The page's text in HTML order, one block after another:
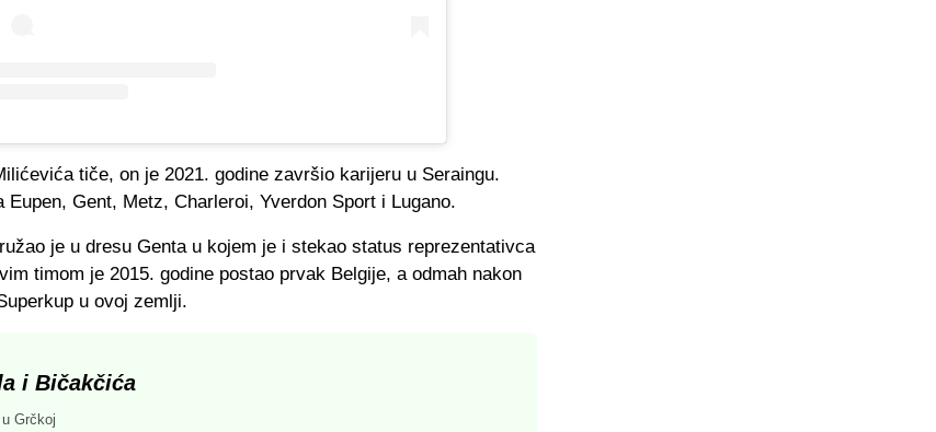
tiče, on je 2021. godine završio karijeru u Seraingu.
Eupen, Gent, Metz, Charleroi, Yverdon Sport i Lugano.
je u dresu Genta u kojem je i stekao status reprezentativca
timom je 2015. godine postao prvak Belgije, a odmah nakon
u ovoj zemlji.
i Bičakčića
Grčkoj